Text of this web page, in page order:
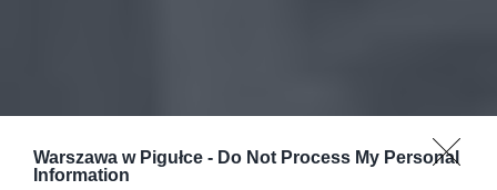
Warszawa w Pigułce - Do Not Process My Personal
Information